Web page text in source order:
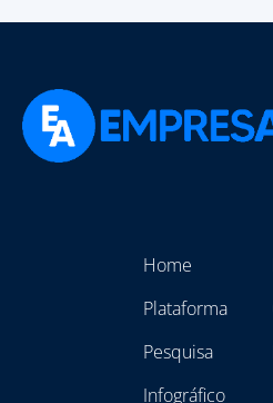
Home
Plataforma
Pesquisa
Infográfico